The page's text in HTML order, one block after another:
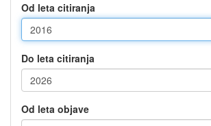
Od leta citiranja
Do leta citiranja
Od leta objave